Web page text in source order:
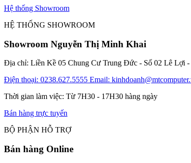
Hệ thống Showroom
HỆ THỐNG SHOWROOM
Showroom Nguyễn Thị Minh Khai
Địa chỉ: Liền Kề 05 Chung Cư Trung Đức - Số 02 Lê Lợi
Điện thoại: 0238.627.5555 Email:
Thời gian làm việc: Từ 7H30 - 17H30 hàng ngày
Bán hàng trực tuyến
BỘ PHẬN HỖ TRỢ
Bán hàng Online